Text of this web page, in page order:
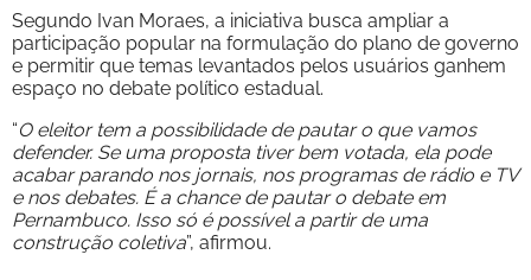
Segundo Ivan Moraes, a iniciativa busca ampliar a
participação popular na formulação do plano de governo
e permitir que temas levantados pelos usuários ganhem
espaço no debate político estadual.
“O eleitor tem a possibilidade de pautar o que vamos
defender. Se uma proposta tiver bem votada, ela pode
acabar parando nos jornais, nos programas de rádio e TV
e nos debates. É a chance de pautar o debate em
Pernambuco. Isso só é possível a partir de uma
construção coletiva”, afirmou.